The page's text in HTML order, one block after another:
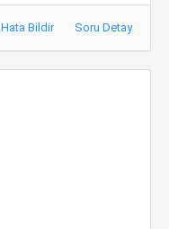
Hata Bildir Soru Detay